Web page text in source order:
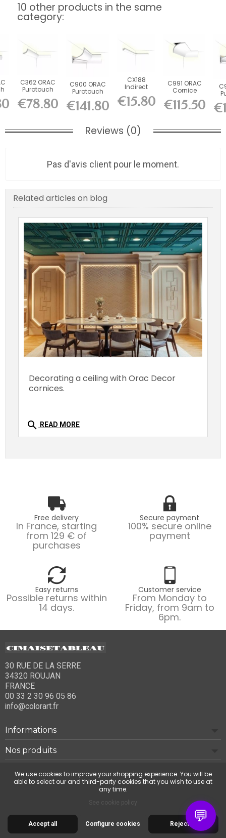
10 other products in the same
category:
C362 ORAC
Purotouch
Indirect
Lighting
L200...
€78.80
C900 ORAC
Purotouch
Indirect
Lighting
L200...
€141.80
CX188
Indirect
Lighting
Durofoam
L200 x...
€15.80
C991 ORAC
Cornice
Purotouch
L200 x H11 x...
€115.50
Reviews (0)
Pas d'avis client pour le moment.
Related articles on blog
Decorating a ceiling with Orac Decor
cornices.
search READ MORE
Free delivery
In France, starting
from 129 € of
purchases
Secure payment
100% secure online
payment
Easy returns
Possible returns within
14 days.
Customer service
From Monday to
Friday, from 9am to
6pm.
30 RUE DE LA SERRE
34320 ROUJAN
FRANCE
00 33 2 30 96 05 86
info@colorart.fr
Informations
Nos produits
Notre société
💬
© 2026 Cimaise Tableau. Tous droits réservés.
We use cookies to improve your shopping experience. You will be
able to select our and third-party cookies that you wish to use at
any time.
See cookie policy
Accept all Reject all
Configure cookies